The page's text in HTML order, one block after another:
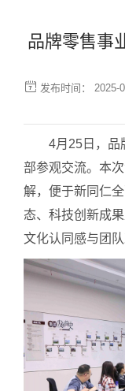
品牌零售事
 发布时间： 2025-
4月25日，品
部参观交流。本
解，便于新同仁
态、科技创新成
文化认同感与团队